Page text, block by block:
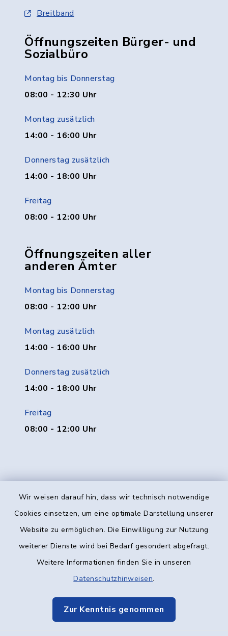
Wir weisen darauf hin, dass wir technisch notwendige
Cookies einsetzen, um eine optimale Darstellung unserer
Website zu ermöglichen. Die Einwilligung zur Nutzung
weiterer Dienste wird bei Bedarf gesondert abgefragt.
Weitere Informationen finden Sie in unseren
Datenschutzhinweisen.
Zur Kenntnis genommen
Breitband
Öffnungszeiten Bürger- und
Sozialbüro
Montag bis Donnerstag
08:00 - 12:30 Uhr
Montag zusätzlich
14:00 - 16:00 Uhr
Donnerstag zusätzlich
14:00 - 18:00 Uhr
Freitag
08:00 - 12:00 Uhr
Öffnungszeiten aller
anderen Ämter
Montag bis Donnerstag
08:00 - 12:00 Uhr
Montag zusätzlich
14:00 - 16:00 Uhr
Donnerstag zusätzlich
14:00 - 18:00 Uhr
Freitag
08:00 - 12:00 Uhr
Kontakt
Datenschutz
Elektronische Kommunikation